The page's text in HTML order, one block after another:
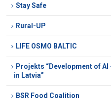
Stay Safe
Rural-UP
LIFE OSMO BALTIC
Projekts “Development of
in Latvia”
BSR Food Coalition